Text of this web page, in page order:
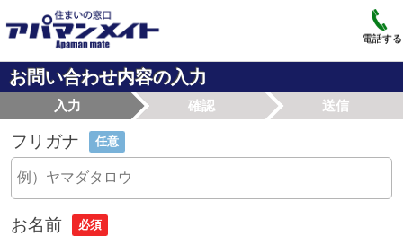
電話する
お問い合わせ内容の入力
入力 確認 送信
フリガナ 任意
お名前 必須